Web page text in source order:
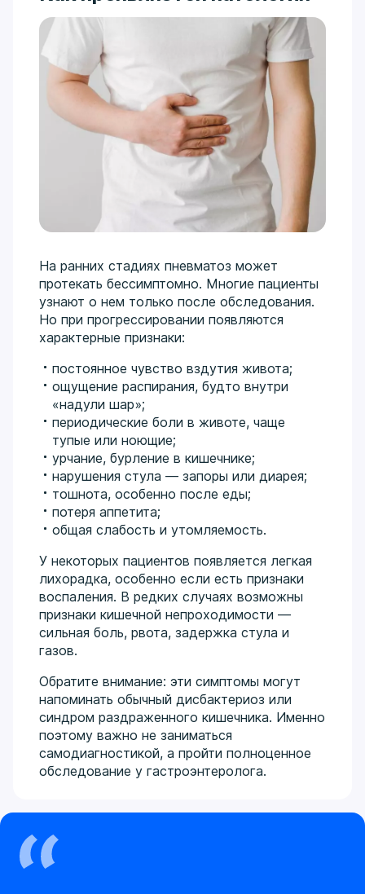
На ранних стадиях пневматоз может
протекать бессимптомно. Многие пациенты
узнают о нем только после обследования.
Но при прогрессировании появляются
характерные признаки:
постоянное чувство вздутия живота;
ощущение распирания, будто внутри
«надули шар»;
периодические боли в животе, чаще
тупые или ноющие;
урчание, бурление в кишечнике;
нарушения стула — запоры или диарея;
тошнота, особенно после еды;
потеря аппетита;
общая слабость и утомляемость.
У некоторых пациентов появляется легкая
лихорадка, особенно если есть признаки
воспаления. В редких случаях возможны
признаки кишечной непроходимости —
сильная боль, рвота, задержка стула и
газов.
Обратите внимание: эти симптомы могут
напоминать обычный дисбактериоз или
синдром раздраженного кишечника. Именно
поэтому важно не заниматься
самодиагностикой, а пройти полноценное
обследование у гастроэнтеролога.